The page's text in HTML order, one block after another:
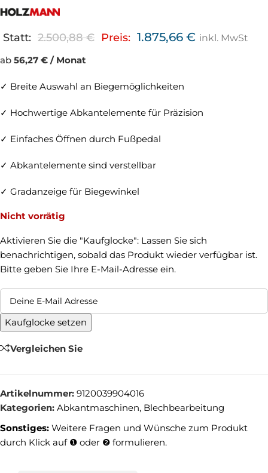
Statt: 2.500,88€ Preis: 1.875,66 € inkl. MwSt
ab 56,27 € / Monat
✓ Breite Auswahl an Biegemöglichkeiten
✓ Hochwertige Abkantelemente für Präzision
✓ Einfaches Öffnen durch Fußpedal
✓ Abkantelemente sind verstellbar
✓ Gradanzeige für Biegewinkel
Nicht vorrätig
Aktivieren Sie die "Kaufglocke": Lassen Sie sich
benachrichtigen, sobald das Produkt wieder verfügbar ist.
Bitte geben Sie Ihre E-Mail-Adresse ein.
Kaufglocke setzen
Vergleichen Sie
Artikelnummer: 9120039904016
Kategorien: Abkantmaschinen, Blechbearbeitung
Sonstiges: Weitere Fragen und Wünsche zum Produkt
durch Klick auf ❶ oder ❷ formulieren.